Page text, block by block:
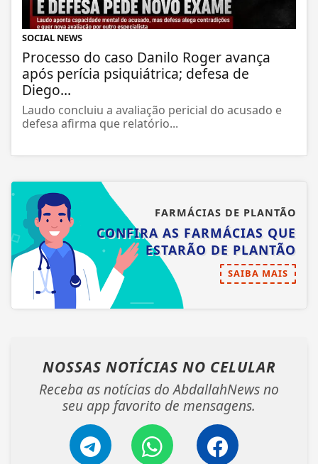
SOCIAL NEWS
Processo do caso Danilo Roger avança
após perícia psiquiátrica; defesa de
Diego...
Laudo concluiu a avaliação pericial do acusado e
defesa afirma que relatório...
FARMÁCIAS DE PLANTÃO
CONFIRA AS FARMÁCIAS QUE
ESTARÃO DE PLANTÃO
SAIBA MAIS
NOSSAS NOTÍCIAS NO CELULAR
Receba as notícias do AbdallahNews no
seu app favorito de mensagens.